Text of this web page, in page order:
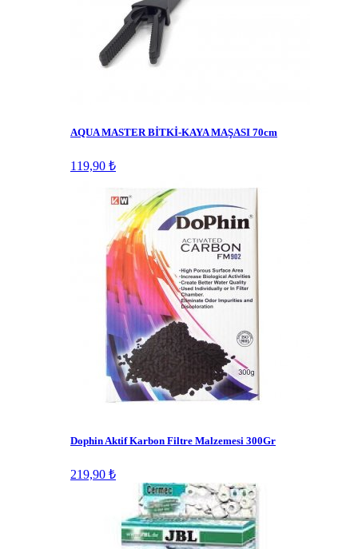
AQUA MASTER BİTKİ-KAYA MAŞASI 70cm
119,90 ₺
Dophin Aktif Karbon Filtre Malzemesi 300Gr
219,90 ₺